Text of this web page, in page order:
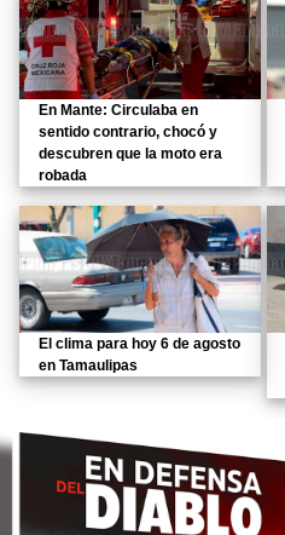
En Mante: Circulaba en
sentido contrario, chocó y
descubren que la moto era
robada
El clima para hoy 6 de agosto
en Tamaulipas